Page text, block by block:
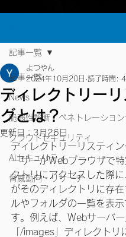
記事一覧
News
脆弱性診断・ペネトレーション
クラウドセキュリティ
AIセキュリティ
脅威動向・リサーチ
記事一覧
ディレクトリー
グとは？
よつやん
2024年10月20日 読了時間:
更新日： 3月26日
ディレクトリーリスティン
ーザーがWebブラウザで
クトリにアクセスした際
がそのディレクトリに存
ルやフォルダの一覧を表
す。例えば、Webサーバ
「/images」ディレクトリ